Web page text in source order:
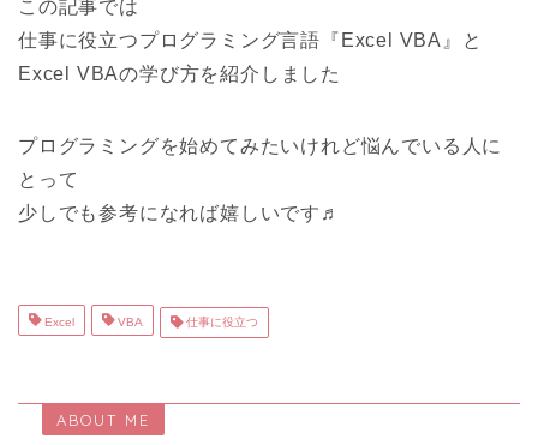
この記事では
仕事に役立つプログラミング言語『Excel VBA』と
Excel VBAの学び方を紹介しました
プログラミングを始めてみたいけれど悩んでいる人に
とって
少しでも参考になれば嬉しいです♬
Excel VBA 仕事に役立つ
ABOUT ME